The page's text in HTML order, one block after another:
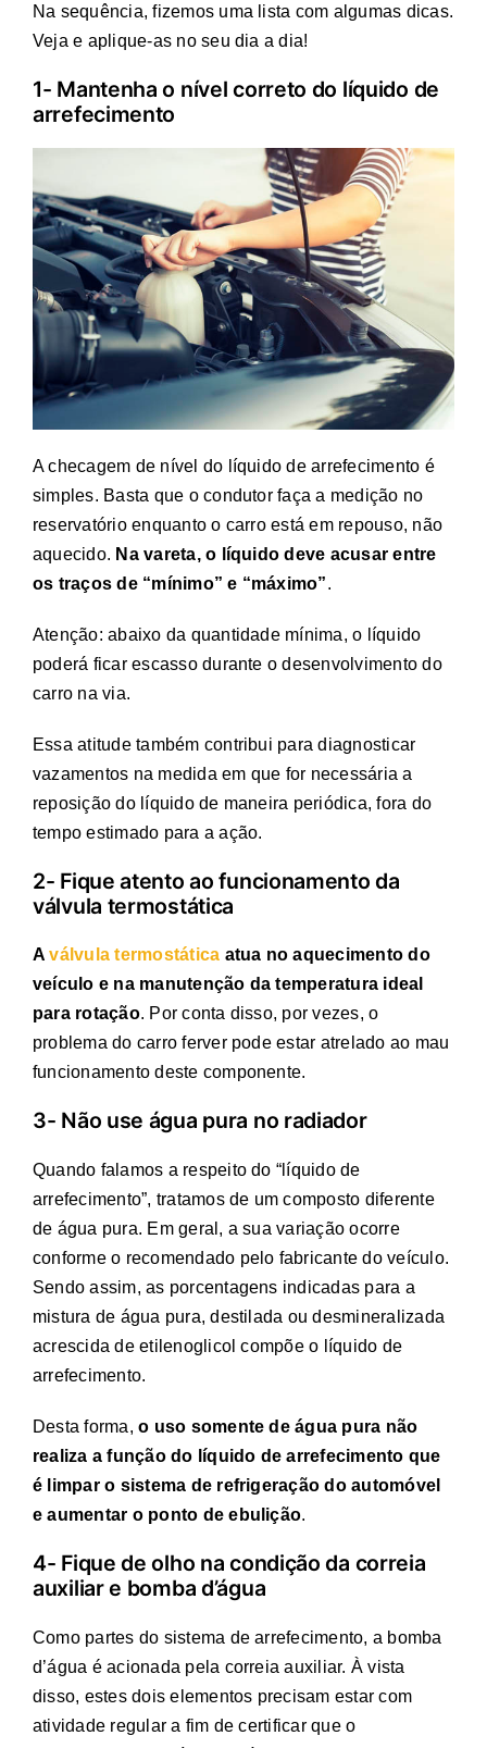
Na sequência, fizemos uma lista com algumas dicas.
Veja e aplique-as no seu dia a dia!
1- Mantenha o nível correto do líquido de
arrefecimento
A checagem de nível do líquido de arrefecimento é
simples. Basta que o condutor faça a medição no
reservatório enquanto o carro está em repouso, não
aquecido. Na vareta, o líquido deve acusar entre
os traços de “mínimo” e “máximo”.
Atenção: abaixo da quantidade mínima, o líquido
poderá ficar escasso durante o desenvolvimento do
carro na via.
Essa atitude também contribui para diagnosticar
vazamentos na medida em que for necessária a
reposição do líquido de maneira periódica, fora do
tempo estimado para a ação.
2- Fique atento ao funcionamento da
válvula termostática
Aválvula termostática atua no aquecimento do
veículo e na manutenção da temperatura ideal
para rotação. Por conta disso, por vezes, o
problema do carro ferver pode estar atrelado ao mau
funcionamento deste componente.
3- Não use água pura no radiador
Quando falamos a respeito do “líquido de
arrefecimento”, tratamos de um composto diferente
de água pura. Em geral, a sua variação ocorre
conforme o recomendado pelo fabricante do veículo.
Sendo assim, as porcentagens indicadas para a
mistura de água pura, destilada ou desmineralizada
acrescida de etilenoglicol compõe o líquido de
arrefecimento.
Desta forma,o uso somente de água pura não
realiza a função do líquido de arrefecimento que
é limpar o sistema de refrigeração do automóvel
e aumentar o ponto de ebulição.
4- Fique de olho na condição da correia
auxiliar e bomba d’água
Como partes do sistema de arrefecimento, a bomba
d’água é acionada pela correia auxiliar. À vista
disso, estes dois elementos precisam estar com
atividade regular a fim de certificar que o